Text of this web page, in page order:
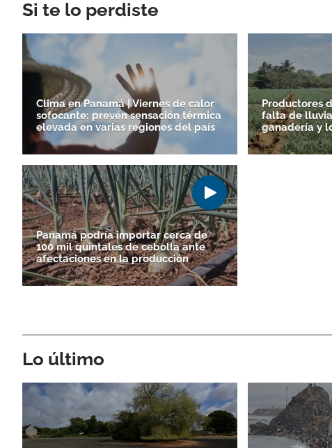
Si te lo perdiste
Clima en Panamá | Viernes de calor
sofocante: prevén sensación térmica
elevada en varias regiones del país
Productores
falta de
ganadería y
Panamá podría importar cerca de
100 mil quintales de cebolla ante
afectaciones en la producción
Lo último